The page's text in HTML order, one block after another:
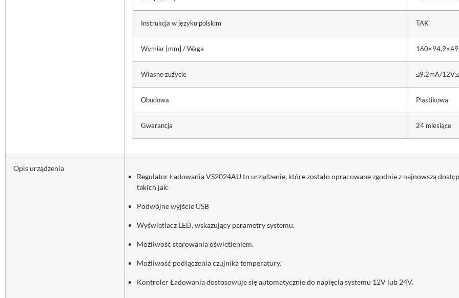
Instrukcja w języku polskim TAK
Wymiar [mm] / Waga
Własne zużycie ≤9.2mA/
Obudowa Plastikowa
Gwarancja 24 miesiące
Opis urządzenia
Regulator Ładowania VS2024AU to urządzenie, które zostało opracowane zgodnie z najnowszą
takich jak:
Podwójne wyjście USB
Wyświetlacz LED, wskazujący parametry systemu.
Możliwość sterowania oświetleniem.
Możliwość podłączenia czujnika temperatury.
Kontroler Ładowania dostosowuje się automatycznie do napięcia systemu 12V lub 24V.